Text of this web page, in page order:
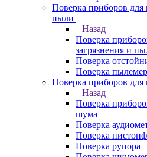
Поверка приборов для
пыли
Назад
Поверка
загрязнения и
Поверка
Поверка
Поверка приборов для
Назад
Поверка
шума
Поверка
Поверка
Поверка рупора